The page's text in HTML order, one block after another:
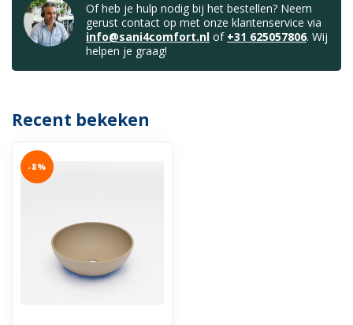
Of heb je hulp nodig bij het bestellen? Neem
gerust contact op met onze klantenservice via
info@sani4comfort.nl of +31 625057806. Wij
helpen je graag!
Recent bekeken
-8%